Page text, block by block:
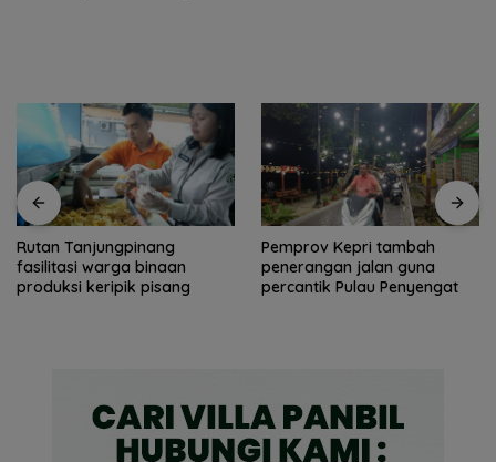
Rutan Tanjungpinang
fasilitasi warga binaan
produksi keripik pisang
Pemprov Kepri tambah
penerangan jalan guna
percantik Pulau Penyengat